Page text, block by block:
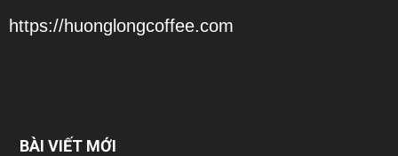
https://huonglongcoffee.com
BÀI VIẾT MỚI